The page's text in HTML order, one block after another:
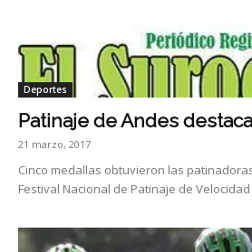
Deportes
Patinaje de Andes
21 marzo, 2017
Cinco medallas obtuvieron las
Festival Nacional de Patinaje de